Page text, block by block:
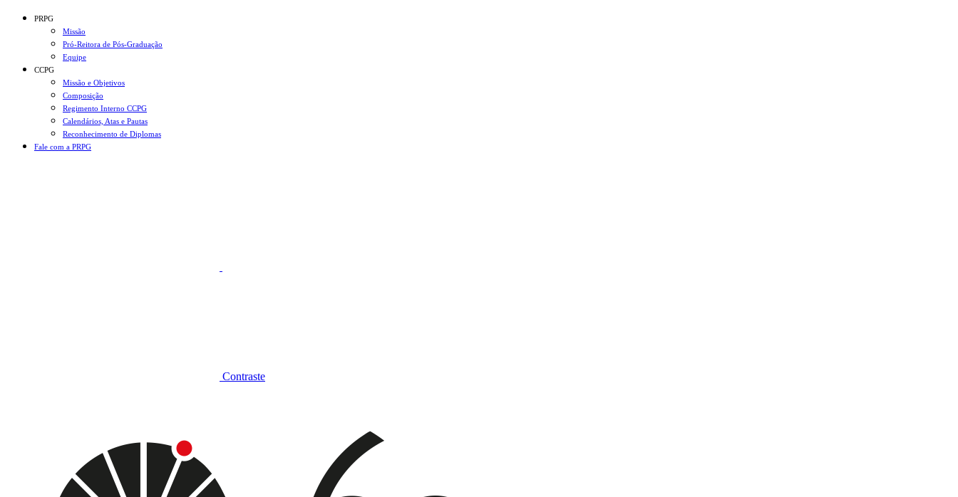
Conteúdo principal
PRPG
Missão
Pró-Reitora de Pós-Graduação
Equipe
CCPG
Missão e Objetivos
Composição
Regimento Interno CCPG
Calendários, Atas e Pautas
Reconhecimento de Diplomas
Fale com a PRPG
Contraste